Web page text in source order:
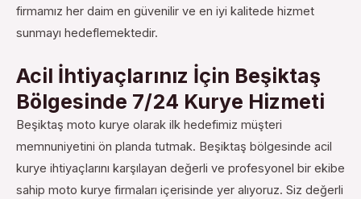
firmamız her daim en güvenilir ve en iyi kalitede hizmet
sunmayı hedeflemektedir.
Acil İhtiyaçlarınız İçin Beşiktaş
Bölgesinde 7/24 Kurye Hizmeti
Beşiktaş moto kurye olarak ilk hedefimiz müşteri
memnuniyetini ön planda tutmak. Beşiktaş bölgesinde acil
kurye ihtiyaçlarını karşılayan değerli ve profesyonel bir ekibe
sahip moto kurye firmaları içerisinde yer alıyoruz. Siz değerli